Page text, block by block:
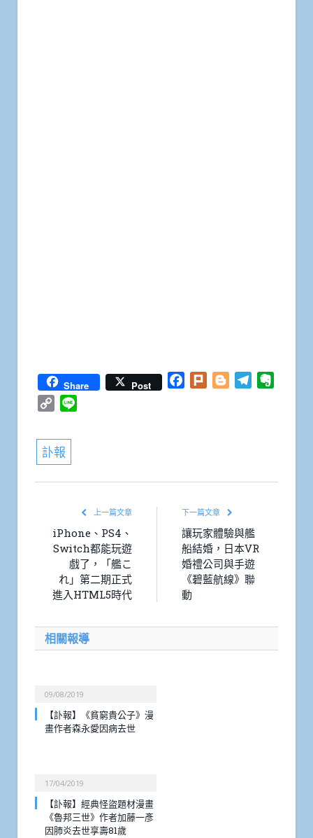
Share Post Facebook
Plurk BloggerTelegram
Copy
訃報
上一篇文章
iPhone、PS4、
Switch都能玩遊
戲了，「艦こ
れ」第二期正式
進入HTML5時代
下一篇文章
讓玩家體驗與艦
船結婚，日本VR
婚禮公司與手遊
《碧藍航線》聯
動
相關報導
09/08/2019
【訃報】《貧窮貴公子》漫
畫作者森永愛因病去世
17/04/2019
【訃報】經典怪盜題材漫畫
《魯邦三世》作者加藤一彥
因肺炎去世享壽81歲